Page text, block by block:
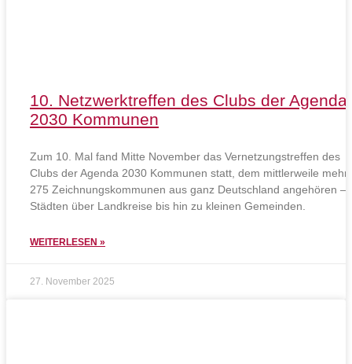
10. Netzwerktreffen des Clubs der Agenda
2030 Kommunen
Zum 10. Mal fand Mitte November das Vernetzungstreffen des
Clubs der Agenda 2030 Kommunen statt, dem mittlerweile mehr
275 Zeichnungskommunen aus ganz Deutschland angehören –
Städten über Landkreise bis hin zu kleinen Gemeinden.
WEITERLESEN »
27. November 2025